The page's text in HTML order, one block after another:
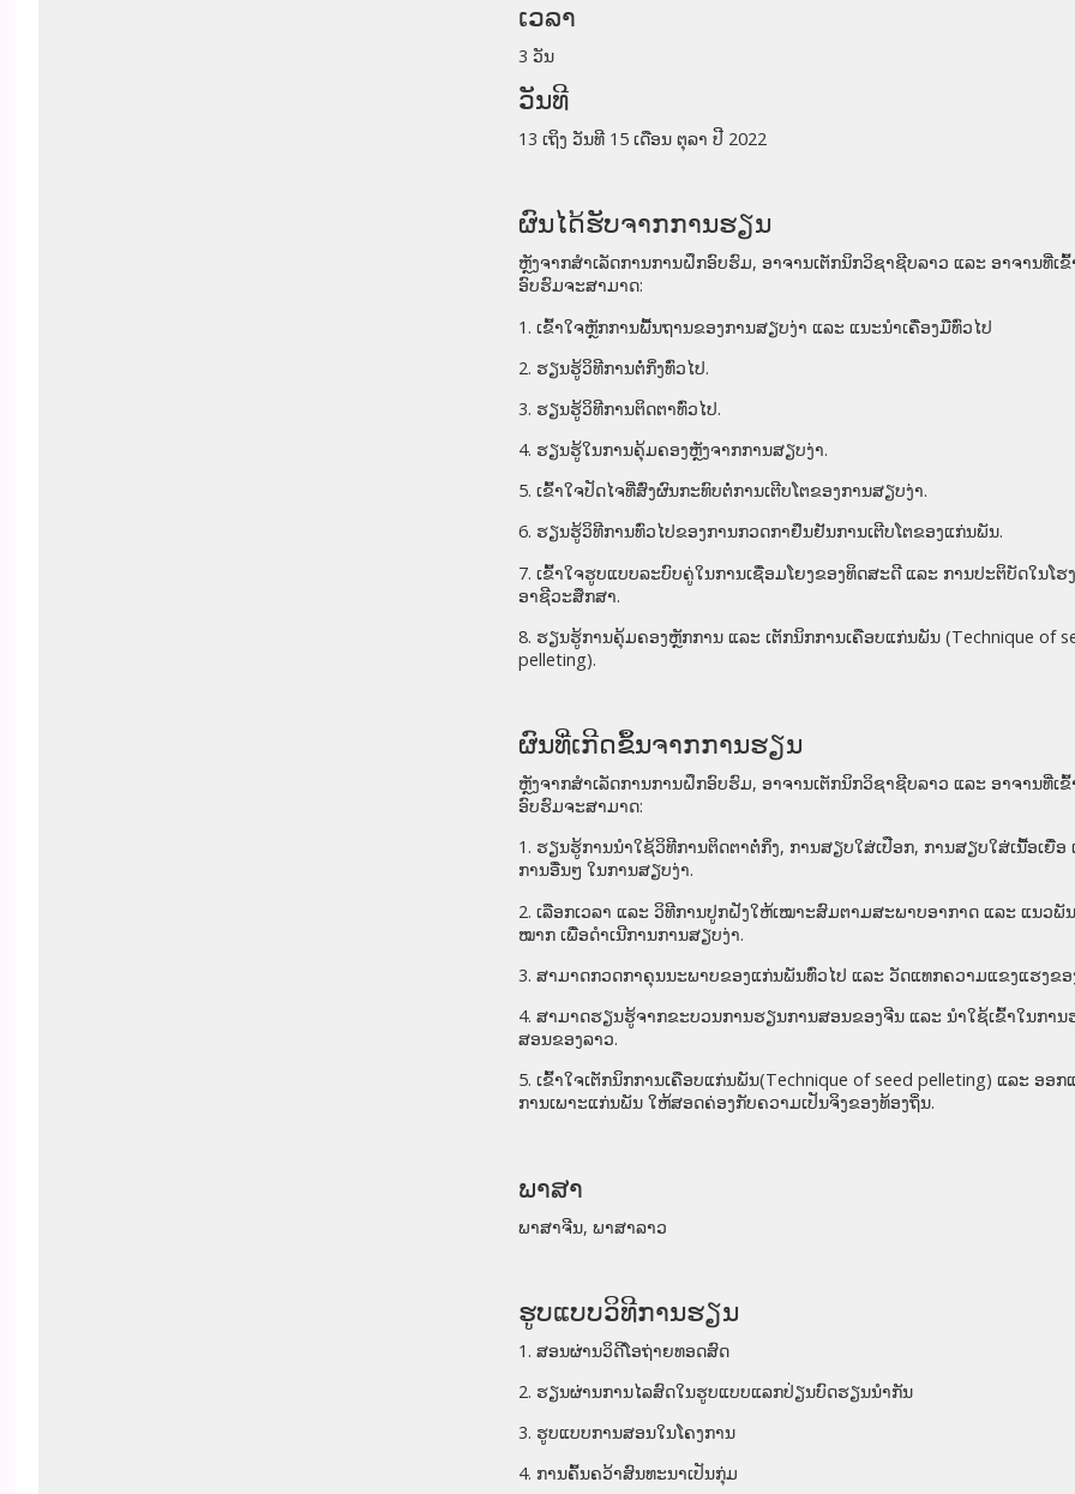
ເວລາ
3 ວັນ
ວັນທີ
13 ເຖິງ ວັນທີ 15 ເດືອນ ຕຸລາ ປີ 2022
ຜົນໄດ້ຮັບຈາກການຮຽນ
ຫຼັງຈາກສໍາເລັດການການຝຶກອົບຮົມ, ອາຈານເຕັກນິກວິຊາຊີບລາວ ແລະ ອາຈານທີ່ເ
ອົບຮົມຈະສາມາດ:
1. ເຂົ້າໃຈຫຼັກການພື້ນຖານຂອງການສຽບງ່າ ແລະ ແນະນໍາເຄື່ອງມືທົ່ວໄປ
2. ຮຽນຮູ້ວິທີການຕໍ່ກິ່ງທົ່ວໄປ.
3. ຮຽນຮູ້ວິທີການຕິດຕາທົ່ວໄປ.
4. ຮຽນຮູ້ໃນການຄຸ້ມຄອງຫຼັງຈາກການສຽບງ່າ.
5. ເຂົ້າໃຈປັດໄຈທີ່ສົ່ງຜົນກະທົບຕໍ່ການເຕີບໂຕຂອງການສຽບງ່າ.
6. ຮຽນຮູ້ວິທີການທົ່ວໄປຂອງການກວດກາຢຶນຢັນການເຕີບໂຕຂອງແກ່ນພັນ.
7. ເຂົ້າໃຈຮູບແບບລະບົບຄູ່ໃນການເຊື່ອມໂຍງຂອງທິດສະດີ ແລະ ການປະຕິບັດໃນໂຮ
ອາຊີວະສຶກສາ.
8. ຮຽນຮູ້ການຄຸ້ມຄອງຫຼັກການ ແລະ ເຕັກນິກການເຄືອບແກ່ນພັນ (Technique of
pelleting).
ຜົນທີ່ເກີດຂຶ້ນຈາກການຮຽນ
ຫຼັງຈາກສໍາເລັດການການຝຶກອົບຮົມ, ອາຈານເຕັກນິກວິຊາຊີບລາວ ແລະ ອາຈານທີ່ເ
ອົບຮົມຈະສາມາດ:
1. ຮຽນຮູ້ການນຳໃຊ້ວິທີການຕິດຕາຕໍ່ກິ່ງ, ການສຽບໃສ່ເປືອກ, ການສຽບໃສ່ເນື້ອເຍື່ອ
ການອື່ນໆ ໃນການສຽບງ່າ.
2. ເລືອກເວລາ ແລະ ວິທີການປູກຝັງໃຫ້ເໝາະສົມຕາມສະພາບອາກາດ ແລະ ແນວພັ
ໝາກ ເພື່ອດໍາເນີການການສຽບງ່າ.
3. ສາມາດກວດກາຄຸນນະພາບຂອງແກ່ນພັນທົ່ວໄປ ແລະ ວັດແທກຄວາມແຂງແຮງຂ
4. ສາມາດຮຽນຮູ້ຈາກຂະບວນການຮຽນການສອນຂອງຈີນ ແລະ ນຳໃຊ້ເຂົ້າໃນການ
ສອນຂອງລາວ.
5. ເຂົ້າໃຈເຕັກນິກການເຄືອບແກ່ນພັນ(Technique of seed pelleting) ແລະ ອອກ
ການເພາະແກ່ນພັນ ໃຫ້ສອດຄ່ອງກັບຄວາມເປັນຈິງຂອງທ້ອງຖິ່ນ.
ພາສາ
ພາສາຈີນ, ພາສາລາວ
ຮູບແບບວິທີການຮຽນ
1. ສອນຜ່ານວິດີໂອຖ່າຍທອດສົດ
2. ຮຽນຜ່ານການໄລສົດໃນຮູບແບບແລກປ່ຽນບົດຮຽນນໍາກັນ
3. ຮູບແບບການສອນໃນໂຄງການ
4. ການຄົ້ນຄວ້າສົນທະນາເປັນກຸ່ມ